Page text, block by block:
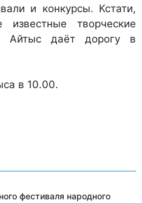
и конкурсы. Кстати,
творческие
Айтыс даёт дорогу в
в 10.00.
фестиваля народного